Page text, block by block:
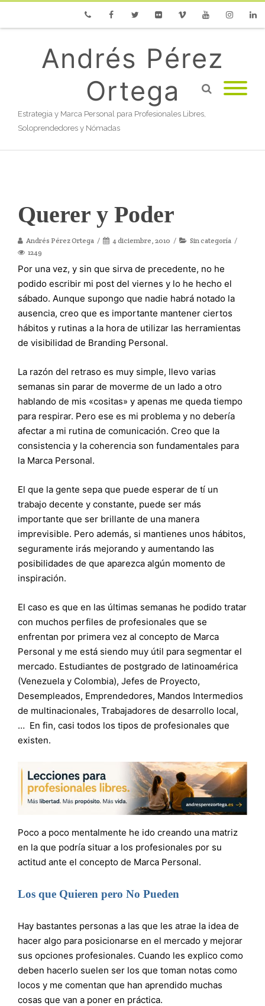
Andrés Pérez
Ortega
Estrategia y Marca Personal para Profesionales Libres,
Soloprendedores y Nómadas
Querer y Poder
Andrés Pérez Ortega 4 diciembre, 2010
Sin categoría
1249
Por una vez, y sin que sirva de precedente, no he
podido escribir mi post del viernes y lo he hecho el
sábado. Aunque supongo que nadie habrá notado la
ausencia, creo que es importante mantener ciertos
hábitos y rutinas a la hora de utilizar las herramientas
de visibilidad de Branding Personal.
La razón del retraso es muy simple, llevo varias
semanas sin parar de moverme de un lado a otro
hablando de mis «cositas» y apenas me queda tiempo
para respirar. Pero ese es mi problema y no debería
afectar a mi rutina de comunicación. Creo que la
consistencia y la coherencia son fundamentales para
la Marca Personal.
El que la gente sepa que puede esperar de tí un
trabajo decente y constante, puede ser más
importante que ser brillante de una manera
imprevisible. Pero además, si mantienes unos hábitos,
seguramente irás mejorando y aumentando las
posibilidades de que aparezca algún momento de
inspiración.
El caso es que en las últimas semanas he podido tratar
con muchos perfiles de profesionales que se
enfrentan por primera vez al concepto de Marca
Personal y me está siendo muy útil para segmentar el
mercado. Estudiantes de postgrado de latinoamérica
(Venezuela y Colombia), Jefes de Proyecto,
Desempleados, Emprendedores, Mandos Intermedios
de multinacionales, Trabajadores de desarrollo local,
… En fin, casi todos los tipos de profesionales que
existen.
Poco a poco mentalmente he ido creando una matriz
en la que podría situar a los profesionales por su
actitud ante el concepto de Marca Personal.
Los que Quieren pero No Pueden
Hay bastantes personas a las que les atrae la idea de
hacer algo para posicionarse en el mercado y mejorar
sus opciones profesionales. Cuando les explico como
deben hacerlo suelen ser los que toman notas como
locos y me comentan que han aprendido muchas
cosas que van a poner en práctica.